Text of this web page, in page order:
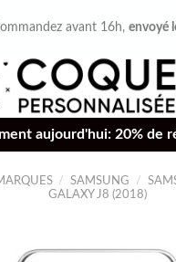
avant 16h,envoyé
aujourd'hui: 20% de
/ SAMSUNG /
GALAXY J8 (2018)